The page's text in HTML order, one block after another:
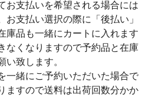
お支払いを希望される場合には
お支払い選択の際に「後払い」
庫品も一緒にカートに入れます
なくなりますので予約品と在庫
い致します。
一緒にご予約いただいた場合で
ますので送料は出荷回数分かか